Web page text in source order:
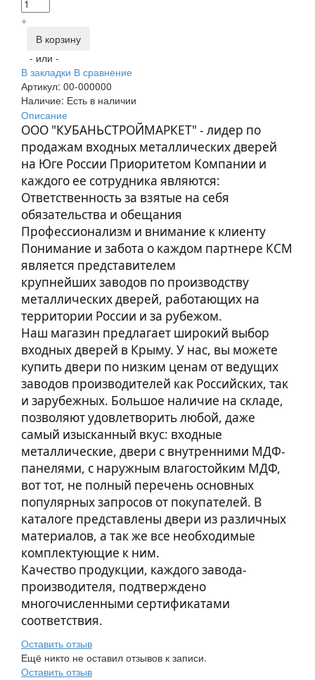
+
В корзину
- или -
В закладки В сравнение
Артикул: 00-000000
Наличие: Есть в наличии
Описание
ООО "КУБАНЬСТРОЙМАРКЕТ" - лидер по
продажам входных металлических дверей
на Юге России Приоритетом Компании и
каждого ее сотрудника являются:
Ответственность за взятые на себя
обязательства и обещания
Профессионализм и внимание к клиенту
Понимание и забота о каждом партнере КСМ
является представителем
крупнейших заводов по производству
металлических дверей, работающих на
территории России и за рубежом.
Наш магазин предлагает широкий выбор
входных дверей в Крыму. У нас, вы можете
купить двери по низким ценам от ведущих
заводов производителей как Российских, так
и зарубежных. Большое наличие на складе,
позволяют удовлетворить любой, даже
самый изысканный вкус: входные
металлические, двери с внутренними МДФ-
панелями, с наружным влагостойким МДФ,
вот тот, не полный перечень основных
популярных запросов от покупателей. В
каталоге представлены двери из различных
материалов, а так же все необходимые
комплектующие к ним.
Качество продукции, каждого завода-
производителя, подтверждено
многочисленными сертификатами
соответствия.
Оставить отзыв
Ещё никто не оставил отзывов к записи.
Оставить отзыв